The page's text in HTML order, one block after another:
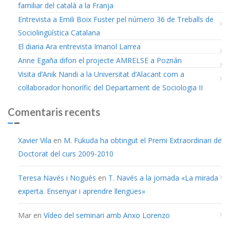
familiar del català a la Franja
Entrevista a Emili Boix Fuster pel número 36 de Treballs de
Sociolingüística Catalana
El diaria Ara entrevista Imanol Larrea
Anne Egaña difon el projecte AMRELSE a Poznán
Visita d’Anik Nandi a la Universitat d’Alacant com a
col·laborador honorífic del Departament de Sociologia II
Comentaris recents
Xavier Vila en M. Fukuda ha obtingut el Premi Extraordinari de
Doctorat del curs 2009-2010
Teresa Navés i Nogués en T. Navés a la jornada «La mirada
experta. Ensenyar i aprendre llengües»
Mar en Vídeo del seminari amb Anxo Lorenzo